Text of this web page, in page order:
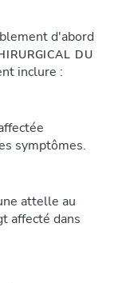
d'abord
DU
inclure :
symptômes.
attelle au
affecté dans